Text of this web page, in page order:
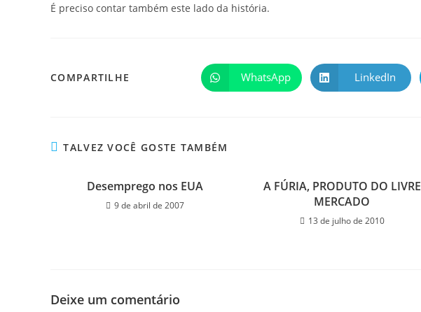
É preciso contar também este lado da história.
COMPARTILHE WhatsApp LinkedIn
TALVEZ VOCÊ GOSTE TAMBÉM
Desemprego nos EUA
9 de abril de 2007
A FÚRIA, PRODUTO DO LIVRE
MERCADO
13 de julho de 2010
Deixe um comentário